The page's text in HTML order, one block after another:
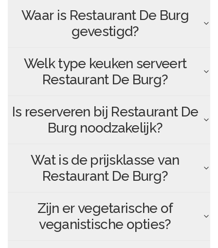
Waar is Restaurant De Burg
gevestigd?
Welk type keuken serveert
Restaurant De Burg?
Is reserveren bij Restaurant De
Burg noodzakelijk?
Wat is de prijsklasse van
Restaurant De Burg?
Zijn er vegetarische of
veganistische opties?